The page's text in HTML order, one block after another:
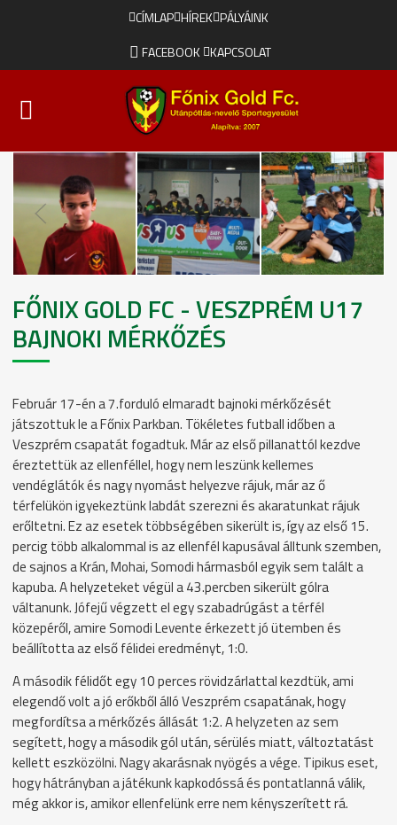
CÍMLAP HÍREK PÁLYÁINK
FACEBOOK KAPCSOLAT
FŐNIX GOLD FC - VESZPRÉM U17
BAJNOKI MÉRKŐZÉS
Február 17-én a 7.forduló elmaradt bajnoki mérkőzését
játszottuk le a Főnix Parkban. Tökéletes futball időben a
Veszprém csapatát fogadtuk. Már az első pillanattól kezdve
éreztettük az ellenféllel, hogy nem leszünk kellemes
vendéglátók és nagy nyomást helyezve rájuk, már az ő
térfelükön igyekeztünk labdát szerezni és akaratunkat rájuk
erőltetni. Ez az esetek többségében sikerült is, így az első 15.
percig több alkalommal is az ellenfél kapusával álltunk szemben,
de sajnos a Krán, Mohai, Somodi hármasból egyik sem talált a
kapuba. A helyzeteket végül a 43.percben sikerült gólra
váltanunk. Jófejű végzett el egy szabadrúgást a térfél
közepéről, amire Somodi Levente érkezett jó ütemben és
beállította az első félidei eredményt, 1:0.
A második félidőt egy 10 perces rövidzárlattal kezdtük, ami
elegendő volt a jó erőkből álló Veszprém csapatának, hogy
megfordítsa a mérkőzés állását 1:2. A helyzeten az sem
segített, hogy a második gól után, sérülés miatt, változtatást
kellett eszközölni. Nagy akarásnak nyögés a vége. Tipikus eset,
hogy hátrányban a játékunk kapkodóssá és pontatlanná válik,
még akkor is, amikor ellenfelünk erre nem kényszerített rá.